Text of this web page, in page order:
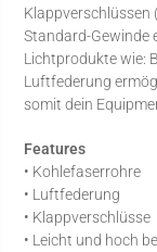
Klappverschlüssen
Standard-Gewinde
Lichtprodukte wie:
Luftfederung
somit dein
Features
• Kohlefaserrohre
• Luftfederung
• Klappverschlüsse
• Leicht und hoch